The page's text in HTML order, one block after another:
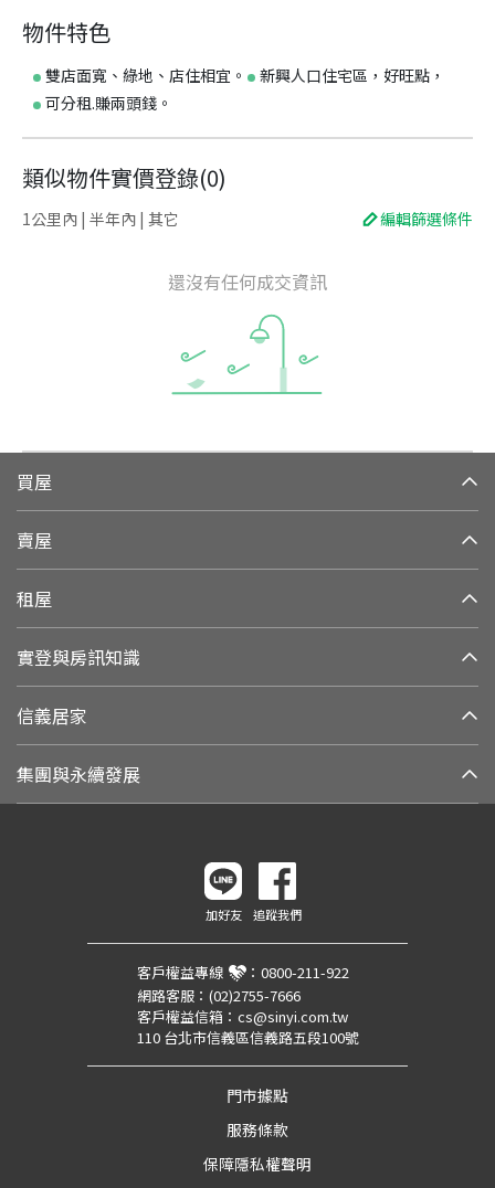
物件特色
雙店面寬、綠地、店住相宜。
新興人口住宅區，好旺點，
可分租.賺兩頭錢。
類似物件實價登錄(0)
1公里內 | 半年內 | 其它 編輯篩選條件
還沒有任何成交資訊
買屋
賣屋
租屋
實登與房訊知識
信義居家
集團與永續發展
加好友 追蹤我們
客戶權益專線 ： 0800-211-922
網路客服： (02)2755-7666
客戶權益信箱： cs@sinyi.com.tw
110 台北市信義區信義路五段100號
門市據點
服務條款
保障隱私權聲明